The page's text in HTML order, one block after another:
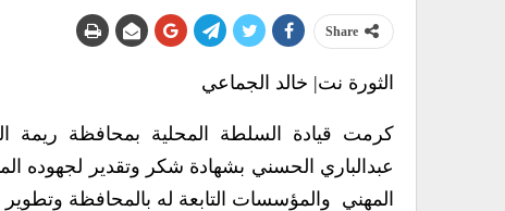
Share
الثورة نت| خالد الجماعي
كرمت قيادة السلطة المحلية بمحافظة ريمة
عبدالباري الحسني بشهادة شكر وتقدير لجهوده
المهني والمؤسسات التابعة له بالمحافظة وتطوير